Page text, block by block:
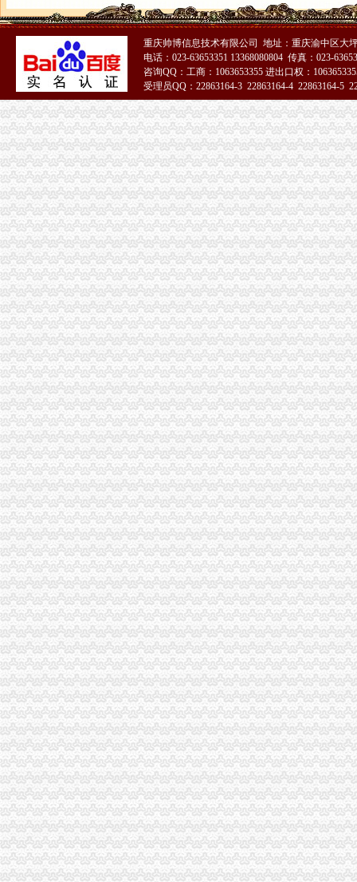
重庆帅博信息技术有限公司 地址：重庆渝中区大
电话：023-63653351 13368080804 传真：023-
咨询QQ：工商：1063653355 进出口权：
受理员QQ：22863164-3 22863164-4 22863164-5
51La